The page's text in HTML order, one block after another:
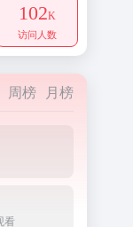
102K
访问人数
周榜 月榜
看